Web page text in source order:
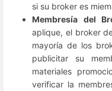
si su broker es
Membresía del
aplique, el broker
mayoría de los
publicitar su
materiales
verificar la